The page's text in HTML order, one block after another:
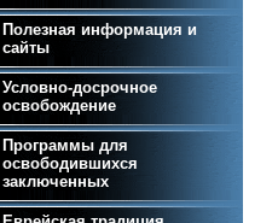
Полезная информация и
сайты
Условно-досрочное
освобождение
Программы для
освободившихся
заключенных